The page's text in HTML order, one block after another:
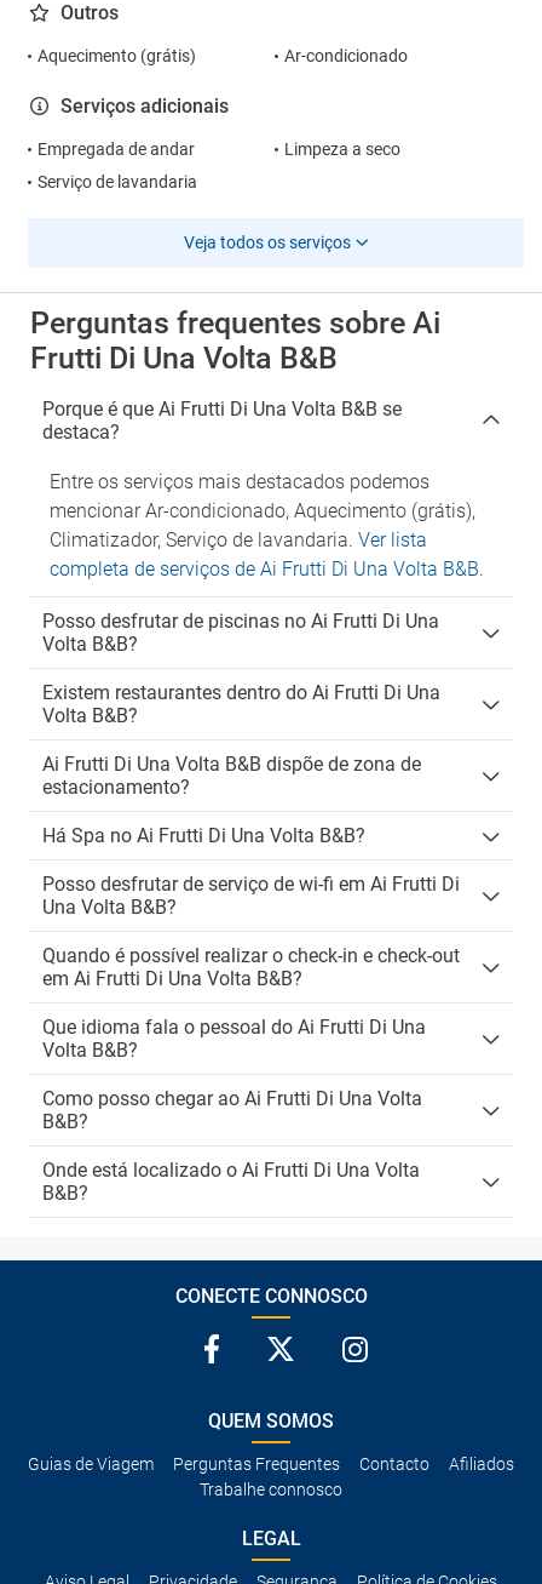
Outros
Aquecimento (grátis) Ar-condicionado
Serviços adicionais
Empregada de andar
Limpeza a seco
Serviço de lavandaria
Veja todos os serviços
Perguntas frequentes sobre Ai
Frutti Di Una Volta B&B
Porque é que Ai Frutti Di Una Volta B&B se
destaca?
Entre os serviços mais destacados podemos
mencionar Ar-condicionado, Aquecimento (grátis),
Climatizador, Serviço de lavandaria. Ver lista
completa de serviços de Ai Frutti Di Una Volta B&B.
Posso desfrutar de piscinas no Ai Frutti Di Una
Volta B&B?
Existem restaurantes dentro do Ai Frutti Di Una
Volta B&B?
Ai Frutti Di Una Volta B&B dispõe de zona de
estacionamento?
Há Spa no Ai Frutti Di Una Volta B&B?
Posso desfrutar de serviço de wi-fi em Ai Frutti Di
Una Volta B&B?
Quando é possível realizar o check-in e check-out
em Ai Frutti Di Una Volta B&B?
Que idioma fala o pessoal do Ai Frutti Di Una
Volta B&B?
Como posso chegar ao Ai Frutti Di Una Volta
B&B?
Onde está localizado o Ai Frutti Di Una Volta
B&B?
CONECTE CONNOSCO
QUEM SOMOS
Guias de Viagem Perguntas Frequentes Contacto
Afiliados
Trabalhe connosco
LEGAL